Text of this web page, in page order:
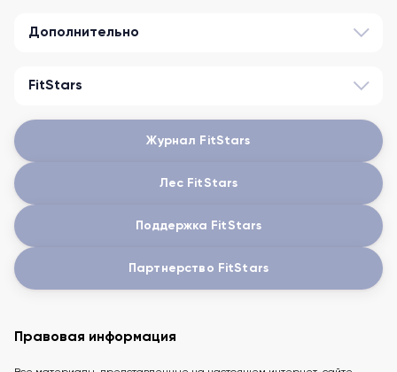
Дополнительно
FitStars
Журнал FitStars
Лес FitStars
Поддержка FitStars
Партнерство FitStars
Правовая информация